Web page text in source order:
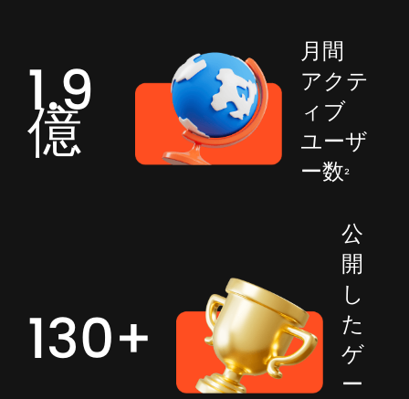
1.9
億
月間
アクテ
ィブ
ユーザ
ー数²
130+
公
開
し
た
ゲ
ー